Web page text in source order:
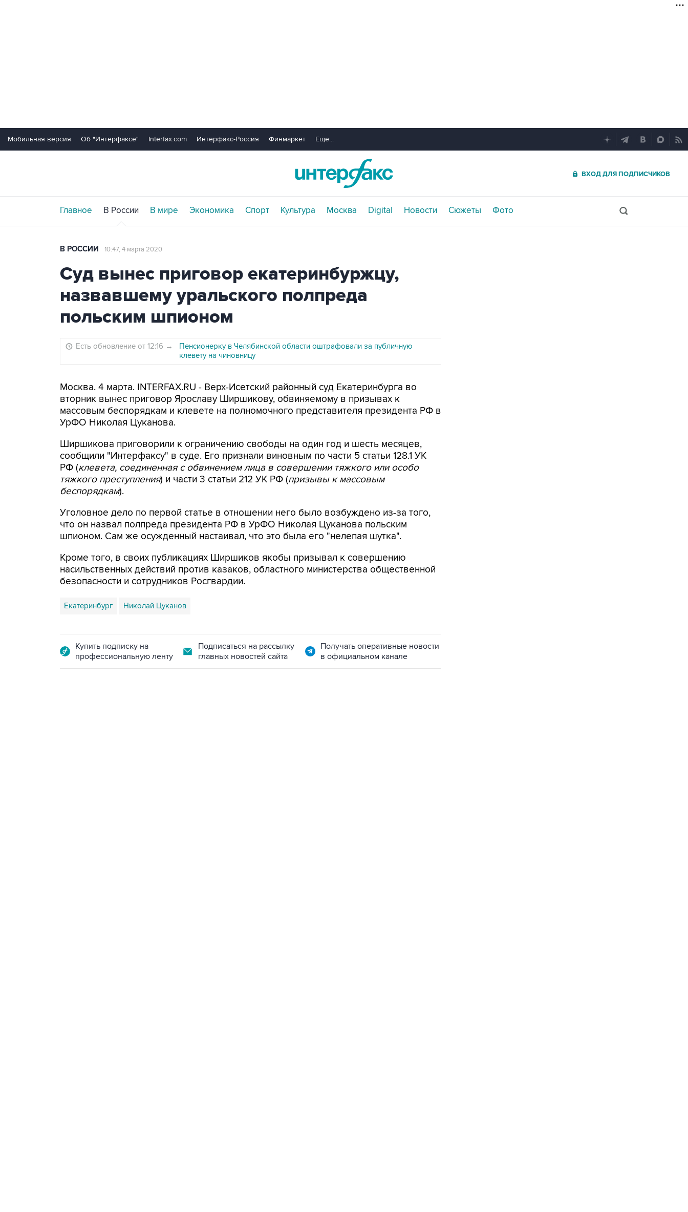
Мобильная версия Об "Интерфаксе" Interfax.com Интерфакс-Россия Финмаркет Еще...
ВХОД ДЛЯ ПОДПИСЧИКОВ
Главное В России В мире Экономика Спорт Культура Москва Digital Новости Сюжеты Фото
В РОССИИ 10:47, 4 марта 2020
Суд вынес приговор екатеринбуржцу,
назвавшему уральского полпреда
польским шпионом
Есть обновление от 12:16 →
Пенсионерку в Челябинской области оштрафовали за публичную
клевету на чиновницу
Москва. 4 марта. INTERFAX.RU - Верх-Исетский районный суд Екатеринбурга во
вторник вынес приговор Ярославу Ширшикову, обвиняемому в призывах к
массовым беспорядкам и клевете на полномочного представителя президента РФ в
УрФО Николая Цуканова.
Ширшикова приговорили к ограничению свободы на один год и шесть месяцев,
сообщили "Интерфаксу" в суде. Его признали виновным по части 5 статьи 128.1 УК
РФ (клевета, соединенная с обвинением лица в совершении тяжкого или особо
тяжкого преступления) и части 3 статьи 212 УК РФ (призывы к массовым
беспорядкам).
Уголовное дело по первой статье в отношении него было возбуждено из-за того,
что он назвал полпреда президента РФ в УрФО Николая Цуканова польским
шпионом. Сам же осужденный настаивал, что это была его "нелепая шутка".
Кроме того, в своих публикациях Ширшиков якобы призывал к совершению
насильственных действий против казаков, областного министерства общественной
безопасности и сотрудников Росгвардии.
Екатеринбург Николай Цуканов
Купить подписку на
профессиональную ленту
Подписаться на рассылку
главных новостей сайта
Получать оперативные новости
в официальном канале